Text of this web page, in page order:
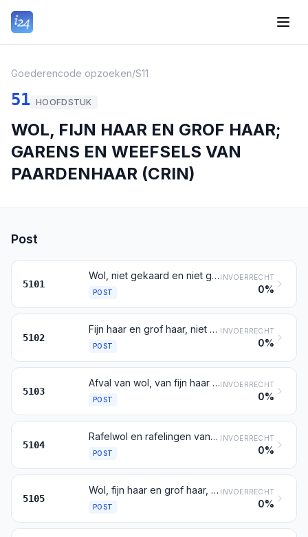
Goederencode opzoeken/S11
51 HOOFDSTUK
WOL, FIJN HAAR EN GROF HAAR;
GARENS EN WEEFSELS VAN
PAARDENHAAR (CRIN)
Post
5101
Wol, niet gekaard en niet gekamd
POST
INVOERRECHT
0%
5102
Fijn haar en grof haar, niet gekaard en niet gekamd
POST
INVOERRECHT
0%
5103
Afval van wol, van fijn haar of van grof haar, afval van garen daaronder begrepen doch met uitzondering van rafelwol en van rafelingen van haar
POST
INVOERRECHT
0%
5104
Rafelwol en rafelingen van fijn haar of van grof haar
POST
INVOERRECHT
0%
5105
Wol, fijn haar en grof haar, gekaard of gekamd (gekamd vlies daaronder begrepen)
POST
INVOERRECHT
0%